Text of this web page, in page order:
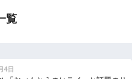
覧
4日